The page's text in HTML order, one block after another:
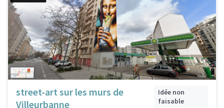
street-art sur les murs de
Villeurbanne
Idée non
faisable